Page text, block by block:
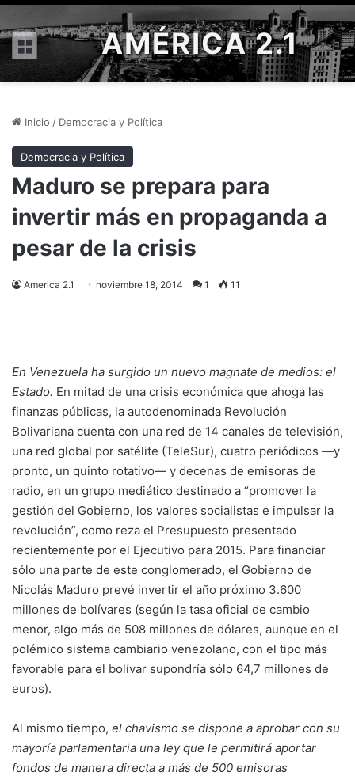
Menú AMÉRICA 2.1
Inicio / Democracia y Política
Democracia y Política
Maduro se prepara para
invertir más en propaganda a
pesar de la crisis
America 2.1 noviembre 18, 2014 1 11
En Venezuela ha surgido un nuevo magnate de medios: el
Estado. En mitad de una crisis económica que ahoga las
finanzas públicas, la autodenominada Revolución
Bolivariana cuenta con una red de 14 canales de televisión,
una red global por satélite (TeleSur), cuatro periódicos —y
pronto, un quinto rotativo— y decenas de emisoras de
radio, en un grupo mediático destinado a “promover la
gestión del Gobierno, los valores socialistas e impulsar la
revolución”, como reza el Presupuesto presentado
recientemente por el Ejecutivo para 2015. Para financiar
sólo una parte de este conglomerado, el Gobierno de
Nicolás Maduro prevé invertir el año próximo 3.600
millones de bolívares (según la tasa oficial de cambio
menor, algo más de 508 millones de dólares, aunque en el
polémico sistema cambiario venezolano, con el tipo más
favorable para el bolívar supondría sólo 64,7 millones de
euros).
Al mismo tiempo, el chavismo se dispone a aprobar con su
mayoría parlamentaria una ley que le permitirá aportar
fondos de manera directa a más de 500 emisoras